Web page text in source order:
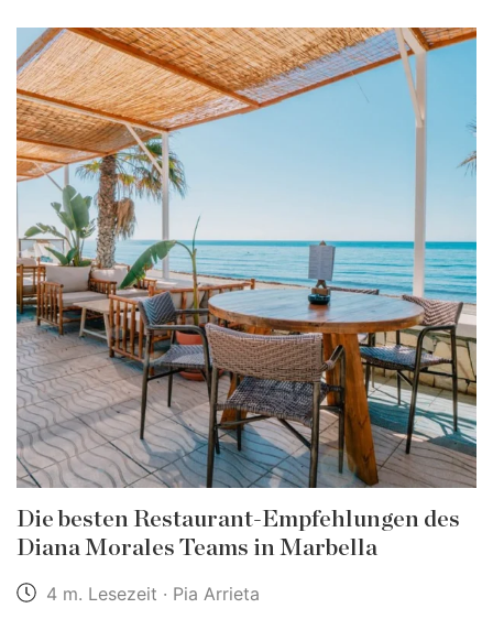
Die besten Restaurant-Empfehlungen des
Diana Morales Teams in Marbella
4 m. Lesezeit · Pia Arrieta